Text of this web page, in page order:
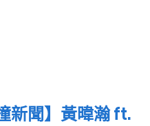
新聞】黃暐瀚 ft.